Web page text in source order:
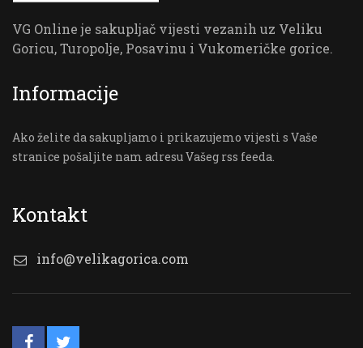
VG Online je sakupljač vijesti vezanih uz Veliku
Goricu, Turopolje, Posavinu i Vukomeričke gorice.
Informacije
Ako želite da sakupljamo i prikazujemo vijesti s Vaše
stranice pošaljite nam adresu Vašeg rss feeda.
Kontakt
info@velikagorica.com